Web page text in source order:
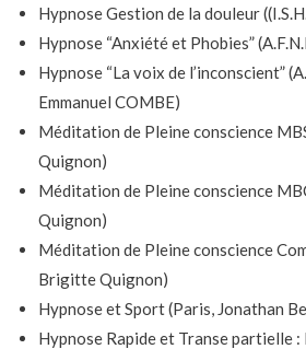
Hypnose Gestion de la douleur
Hypnose “Anxiété et Phobies”
Hypnose “La voix de l’inconscient”
Emmanuel COMBE)
Méditation de Pleine conscience
Quignon)
Méditation de Pleine conscience
Quignon)
Méditation de Pleine conscience
Brigitte Quignon)
Hypnose et Sport (Paris, Jonathan
Hypnose Rapide et Transe partielle :